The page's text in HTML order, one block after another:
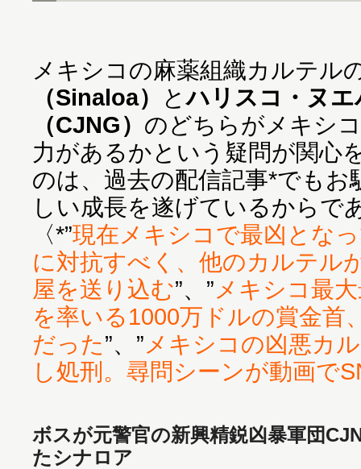
メキシコの麻薬組織カルテル
（Sinaloa）
とハリスコ・ヌ
（CJNG） のどちらがメキシ
力があるかという疑問が関心
のは、過去の配信記事*でもお
しい成長を遂げているからで
〈*”現在メキシコで最凶とな
に対抗すべく、他のカルテル
屋を送り込む”、” メキシコ最
を率いる1000万ドルの賞金首
だった”、” メキシコの凶悪カ
し処刑。尋問シーンが動画で
ボスが元警官の新興精鋭凶暴軍団
たシナロア